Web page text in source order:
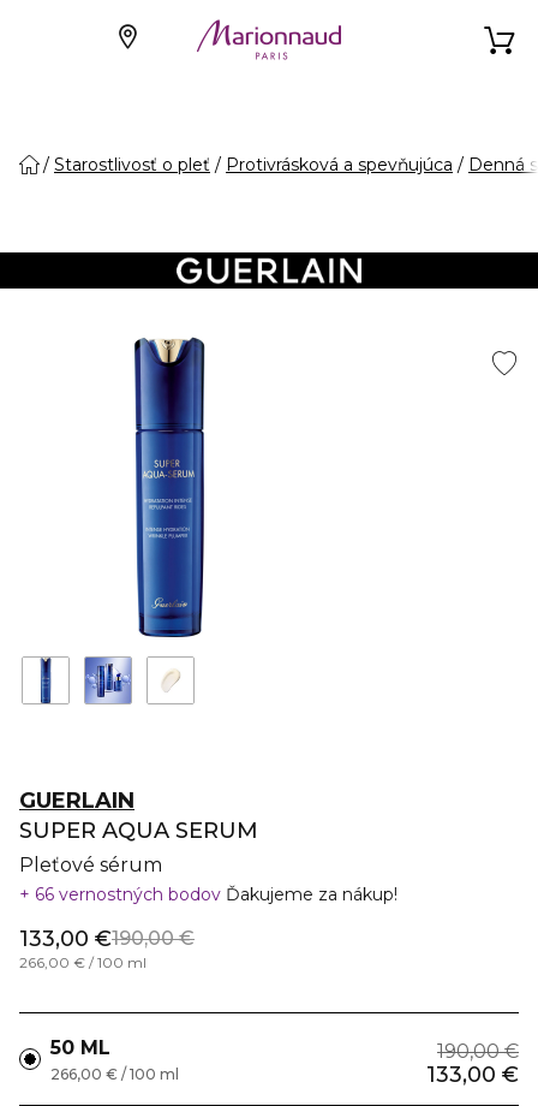
Starostlivosť o pleť Protivrásková a spevňujúca Denná
GUERLAIN
SUPER AQUA SERUM
Pleťové sérum
66 vernostných bodov Ďakujeme za nákup!
133,00 €190,00 €
266,00 € / 100 ml
50 ML 190,00 €
133,00 €
266,00 € / 100 ml